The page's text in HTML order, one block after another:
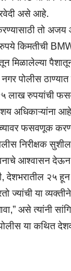
असे आहे.
तो
किमतीची
पोलीस
रुपयांची
फसवणूक
निरीक्षक
आश्वासन देऊन
२५ हून
ज्यांची या
असे त्यांनी
या कथित